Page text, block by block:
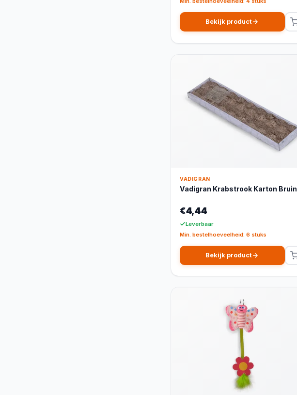
Bekijk product
VADIGRAN
Vadigran Krabstrook Karton Bruin
€4,44
Leverbaar
Min. bestelhoeveelheid: 6 stuks
Bekijk product